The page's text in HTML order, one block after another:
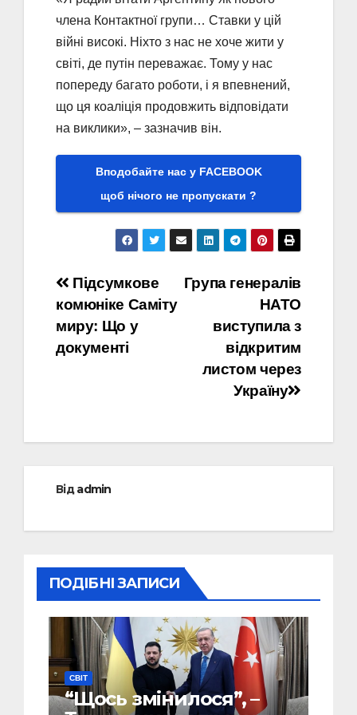
члена Контактної групи… Ставки у цій
війні високі. Ніхто з нас не хоче жити у
світі, де путін переважає. Тому у нас
попереду багато роботи, і я впевнений,
що ця коаліція продовжить відповідати
на виклики», – зазначив він.
Вподобайте нас у FACEBOOK
щоб нічого не пропускати ?
Навігація
записів
Група генералів
НАТО
виступила з
відкритим
листом через
Україну
Підсумкове
комюніке Саміту
миру: Що у
документі
Відadmin
ПОДІБНІ ЗАПИСИ
СВІТ
“Щось змінилося”, –